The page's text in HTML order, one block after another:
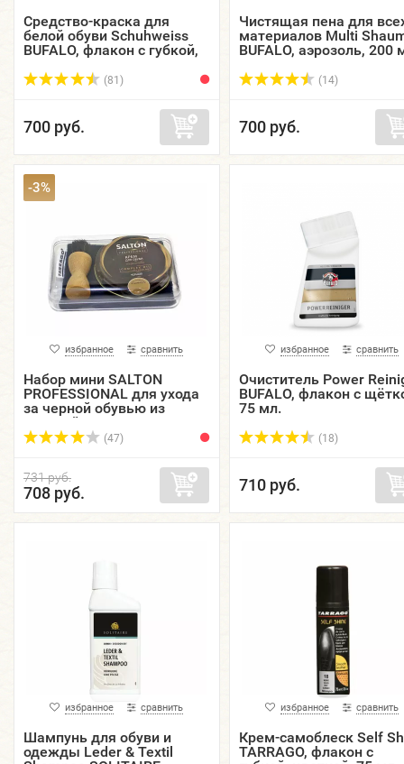
Средство-краска для
белой обуви Schuhweiss
BUFALO, флакон с губкой,
(81)
700 руб.
Чистящая пена для
материалов Multi
BUFALO, аэрозоль, 200
(14)
700 руб.
-3%
избранное сравнить
Набор мини SALTON
PROFESSIONAL для ухода
за черной обувью из
гладкой кожи, в
пластиковом боксе.
(47)
731 руб.
708 руб.
избранное сравнить
Очиститель Power
BUFALO, флакон с
75 мл.
(18)
710 руб.
избранное сравнить
Шампунь для обуви и
одежды Leder & Textil
избранное сравнить
Крем-самоблеск Self
TARRAGO, флакон с